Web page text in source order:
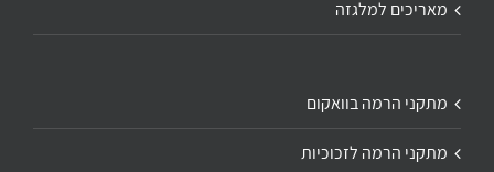
מאריכים למלגזה
מתקני הרמה בוואקום
מתקני הרמה לזכוכיות